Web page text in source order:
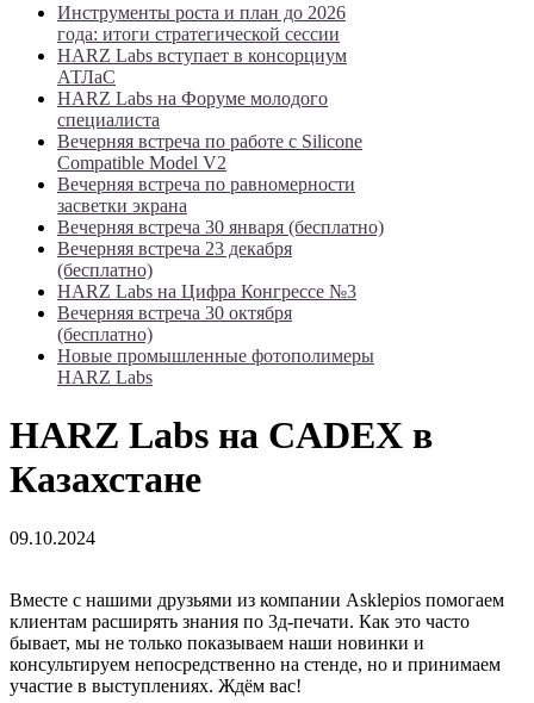
Инструменты роста и план до 2026
года: итоги стратегической сессии
HARZ Labs вступает в консорциум
АТЛаС
HARZ Labs на Форуме молодого
специалиста
Вечерняя встреча по работе с Silicone
Compatible Model V2
Вечерняя встреча по равномерности
засветки экрана
Вечерняя встреча 30 января (бесплатно)
Вечерняя встреча 23 декабря
(бесплатно)
HARZ Labs на Цифра Конгрессе №3
Вечерняя встреча 30 октября
(бесплатно)
Новые промышленные фотополимеры
HARZ Labs
HARZ Labs на CADEX в
Казахстане
09.10.2024
Вместе с нашими друзьями из компании Asklepios помогаем
клиентам расширять знания по 3д-печати. Как это часто
бывает, мы не только показываем наши новинки и
консультируем непосредственно на стенде, но и принимаем
участие в выступлениях. Ждём вас!